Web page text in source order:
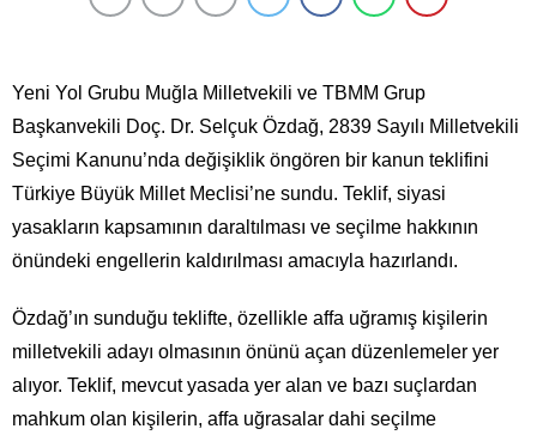
Yeni Yol Grubu Muğla Milletvekili ve TBMM Grup
Başkanvekili Doç. Dr. Selçuk Özdağ, 2839 Sayılı Milletvekili
Seçimi Kanunu’nda değişiklik öngören bir kanun teklifini
Türkiye Büyük Millet Meclisi’ne sundu. Teklif, siyasi
yasakların kapsamının daraltılması ve seçilme hakkının
önündeki engellerin kaldırılması amacıyla hazırlandı.
Özdağ’ın sunduğu teklifte, özellikle affa uğramış kişilerin
milletvekili adayı olmasının önünü açan düzenlemeler yer
alıyor. Teklif, mevcut yasada yer alan ve bazı suçlardan
mahkum olan kişilerin, affa uğrasalar dahi seçilme